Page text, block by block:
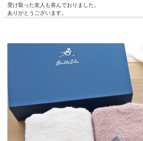
◆納期
全ての商品と同梱可能です
※土・日・祝日の発送業務はお休みです。
※沖縄県へのお届けは、別途送料が加算されます、ご
受け取った友人も喜んでおりました。
ありがとうございます。